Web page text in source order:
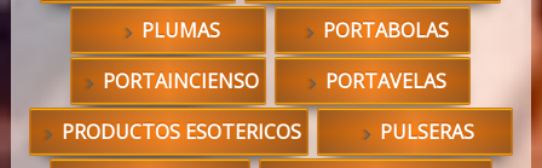
PLUMAS
PORTABOLAS
PORTAINCIENSO
PORTAVELAS
PRODUCTOS ESOTERICOS
PULSERAS